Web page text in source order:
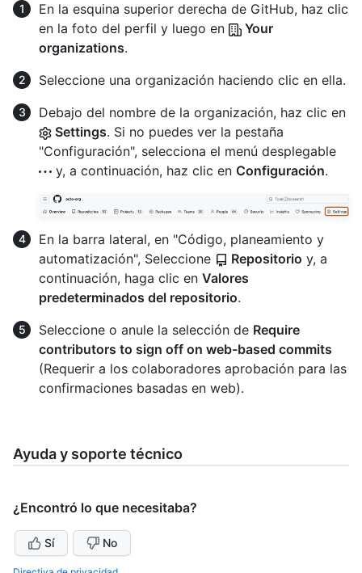
En la esquina superior derecha de GitHub, haz clic
en la foto del perfil y luego en
Your
organizations.
Seleccione una organización haciendo clic en ella.
Debajo del nombre de la organización, haz clic en
Settings. Si no puedes ver la pestaña
"Configuración", selecciona el menú desplegable
y, a continuación, haz clic en Configuración.
En la barra lateral, en "Código, planeamiento y
automatización", Seleccione
Repositorio y, a
continuación, haga clic en Valores
predeterminados del repositorio.
Seleccione o anule la selección de Require
contributors to sign off on web-based commits
(Requerir a los colaboradores aprobación para las
confirmaciones basadas en web).
Ayuda y soporte técnico
¿Encontró lo que necesitaba?
Sí No